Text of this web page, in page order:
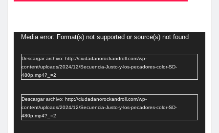
Media error: Format(s) not supported or source(s) not found
Descargar archivo: http://ciudadanorockandroll.com/wp-
content/uploads/2024/12/Secuencia-Justo-y-los-pecadores-color-SD-
480p.mp4?_=2
Descargar archivo: http://ciudadanorockandroll.com/wp-
content/uploads/2024/12/Secuencia-Justo-y-los-pecadores-color-SD-
480p.mp4?_=2